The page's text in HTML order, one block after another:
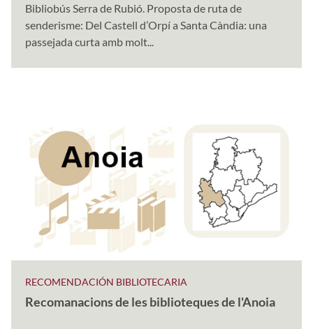
Bibliobús Serra de Rubió. Proposta de ruta de
senderisme: Del Castell d’Orpí a Santa Càndia: una
passejada curta amb molt...
RECOMENDACIÓN BIBLIOTECARIA
Recomanacions de les biblioteques de l'Anoia